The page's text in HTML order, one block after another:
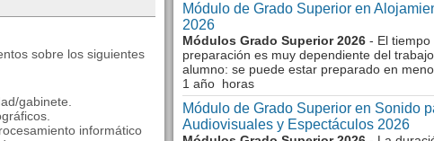
sobre los siguientes
gabinete.
informático
Módulo de Grado Superior en
2026
Módulos Grado Superior 2026 - El tiempo
preparación es muy dependiente del
alumno: se puede estar preparado en
1 año horas
Módulo de Grado Superior en Sonido
Audiovisuales y Espectáculos 2026